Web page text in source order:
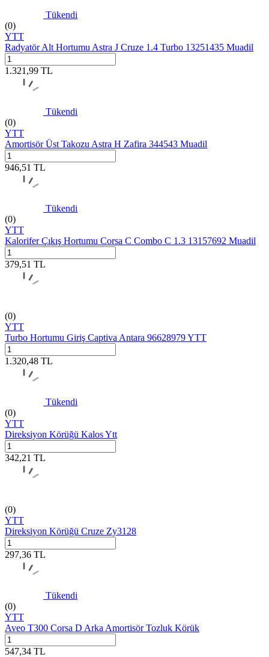
Tükendi
(0)
YTT
Radyatör Alt Hortumu Astra J Cruze 1.4 Turbo 13251435 Muadil
1.321,99 TL
Tükendi
(0)
YTT
Amortisör Üst Takozu Astra H Zafira 344543 Muadil
946,51 TL
Tükendi
(0)
YTT
Kalorifer Çıkış Hortumu Corsa C Combo C 1.3 13157692 Muadil
379,51 TL
(0)
YTT
Turbo Hortumu Giriş Captiva Antara 96628979 YTT
1.320,48 TL
Tükendi
(0)
YTT
Direksiyon Körüğü Kalos Ytt
342,21 TL
(0)
YTT
Direksiyon Körüğü Cruze Zy3128
297,36 TL
Tükendi
(0)
YTT
Aveo T300 Corsa D Arka Amortisör Tozluk Körük
547,34 TL